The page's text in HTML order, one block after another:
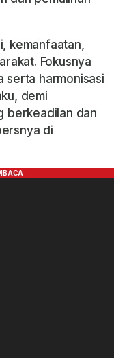
kemanfaatan,
Fokusnya
serta harmonisasi
demi
berkeadilan dan
di